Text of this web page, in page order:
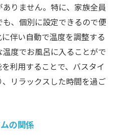
りません。特に、家族全員
、個別に設定できるので便
伴い自動で温度を調整する
度でお風呂に入ることがで
利用することで、バスタイ
リラックスした時間を過ご
の関係